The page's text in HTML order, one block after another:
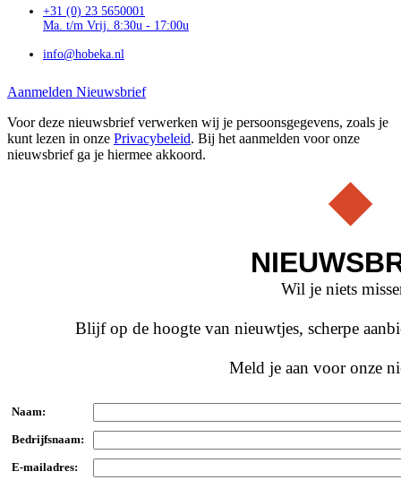
+31 (0) 23 5650001
Ma. t/m Vrij. 8:30u - 17:00u
info@hobeka.nl
Aanmelden Nieuwsbrief
Voor deze nieuwsbrief verwerken wij je persoonsgegevens, zoals je
kunt lezen in onze Privacybeleid. Bij het aanmelden voor onze
nieuwsbrief ga je hiermee akkoord.
Wil je niets
Blijf op de hoogte van nieuwtjes, scherpe
Meld je aan voor onze
Naam:
Bedrijfsnaam:
E-mailadres: